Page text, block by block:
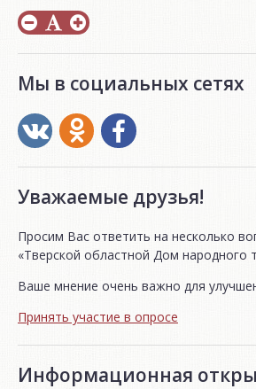
Мы в социальных сетях
Уважаемые друзья!
Просим Вас ответить на несколько
«Тверской областной Дом народного
Ваше мнение очень важно для
Принять участие в опросе
Информационная